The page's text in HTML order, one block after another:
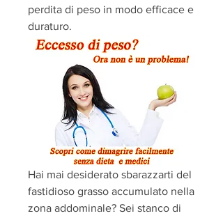
perdita di peso in modo efficace e
duraturo.
Hai mai desiderato sbarazzarti del
fastidioso grasso accumulato nella
zona addominale? Sei stanco di